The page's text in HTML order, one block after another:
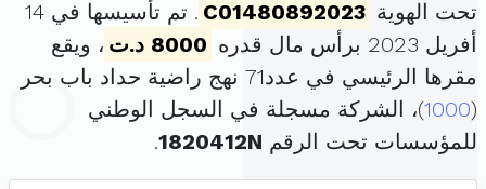
تحت الهوية C01480892023
. تم تأسيسها في 14
أفريل 2023 برأس مال قدره
8000 د.ت
، ويقع
مقرها الرئيسي في عدد71 نهج راضية حداد باب بحر
(
1000)، الشركة مسجلة في السجل الوطني
للمؤسسات تحت الرقم 1820412N
.